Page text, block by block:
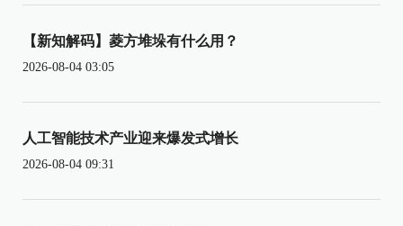
【新知解码】菱方堆垛有什么用？
2026-08-04 03:05
人工智能技术产业迎来爆发式增长
2026-08-04 09:31